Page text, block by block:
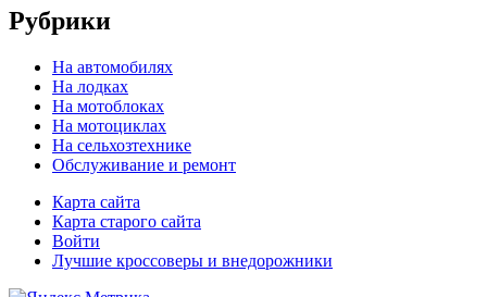
Рубрики
На автомобилях
На лодках
На мотоблоках
На мотоциклах
На сельхозтехнике
Обслуживание и ремонт
Карта сайта
Карта старого сайта
Войти
Лучшие кроссоверы и внедорожники